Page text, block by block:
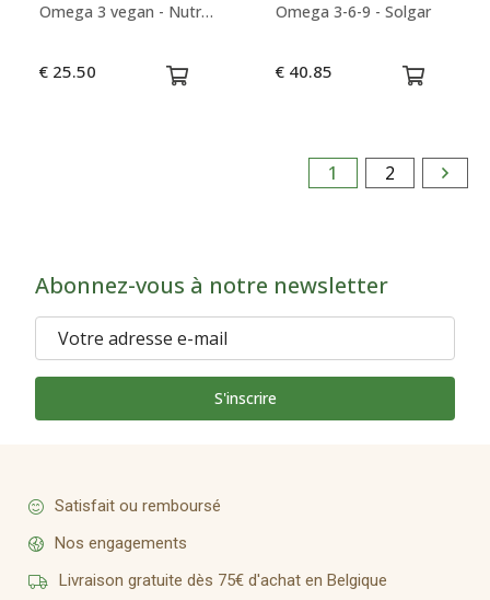
Omega 3 vegan - Nutrifix
€ 25.50
Omega 3-6-9 - Solgar
€ 40.85
1 2
Abonnez-vous à notre newsletter
S'inscrire
Satisfait ou remboursé
Nos engagements
Livraison gratuite dès 75€ d'achat en Belgique